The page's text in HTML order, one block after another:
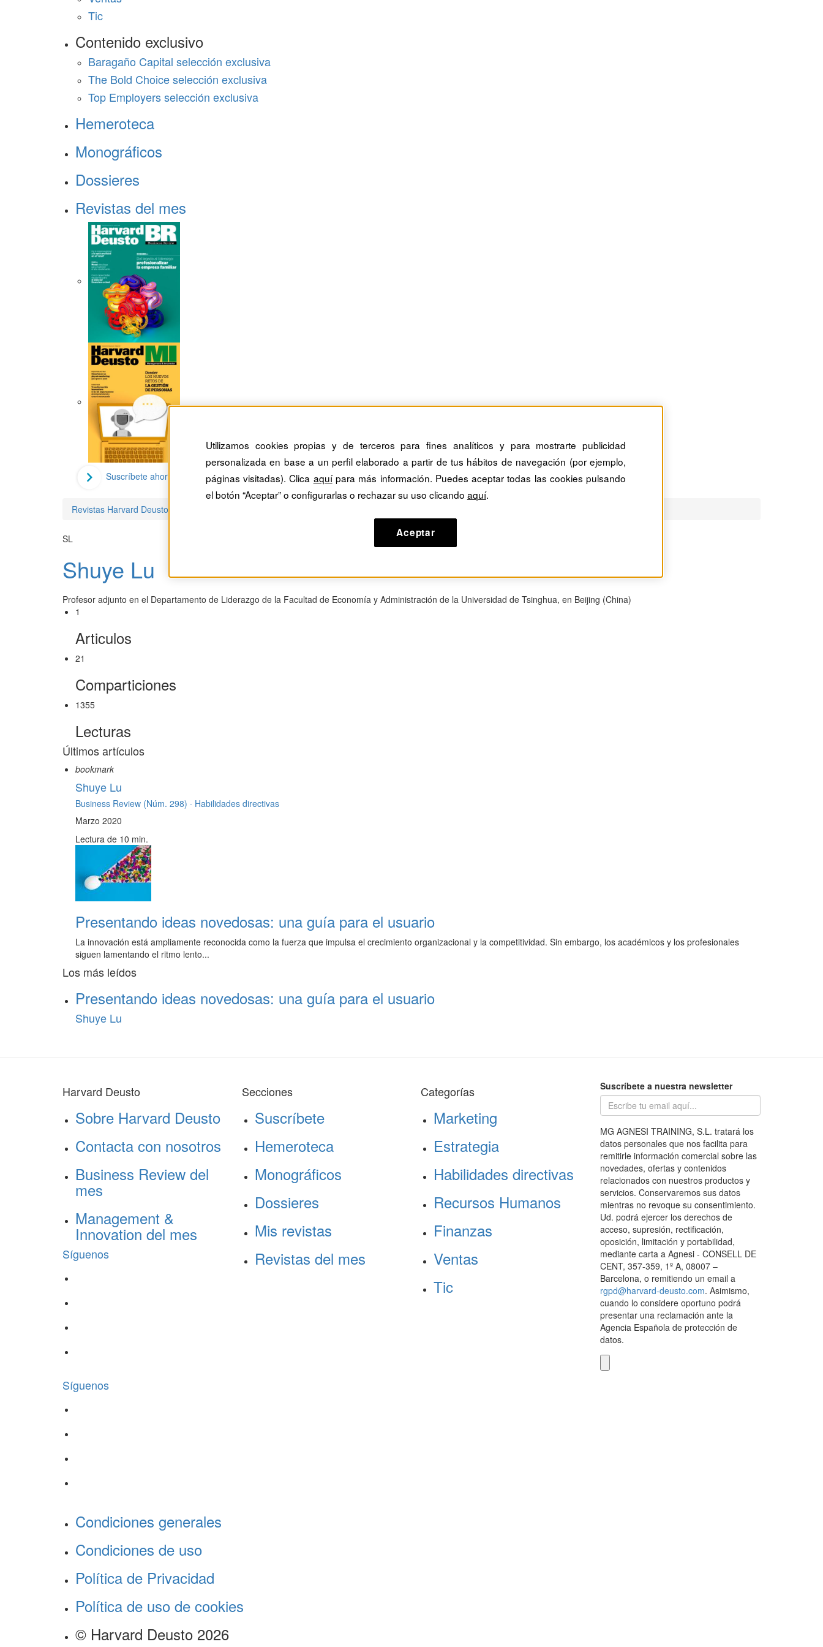
Tic
Contenido exclusivo
Baragaño Capital selección exclusiva
The Bold Choice selección exclusiva
Top Employers selección exclusiva
Hemeroteca
Monográficos
Dossieres
Revistas del mes
Suscríbete ahora
Revistas Harvard Deusto
SL
Shuye Lu
Profesor adjunto en el Departamento de Liderazgo de la Facultad de Economía y Administración de la Universidad de Tsinghua, en Beijing (China)
1
Articulos
21
Comparticiones
1355
Lecturas
Últimos artículos
bookmark
Shuye Lu
Business Review (Núm. 298) · Habilidades directivas
Marzo 2020
Lectura de 10 min.
Presentando ideas novedosas: una guía para el usuario
La innovación está ampliamente reconocida como la fuerza que impulsa el crecimiento organizacional y la competitividad. Sin embargo, los académicos y los profesionales
siguen lamentando el ritmo lento...
Los más leídos
Presentando ideas novedosas: una guía para el usuario
Shuye Lu
Harvard Deusto
Sobre Harvard Deusto
Contacta con nosotros
Business Review del
mes
Management &
Innovation del mes
Síguenos
Secciones
Suscríbete
Hemeroteca
Monográficos
Dossieres
Mis revistas
Revistas del mes
Categorías
Marketing
Estrategia
Habilidades directivas
Recursos Humanos
Finanzas
Ventas
Tic
Suscríbete a nuestra newsletter
MG AGNESI TRAINING, S.L. tratará los
datos personales que nos facilita para
remitirle información comercial sobre las
novedades, ofertas y contenidos
relacionados con nuestros productos y
servicios. Conservaremos sus datos
mientras no revoque su consentimiento.
Ud. podrá ejercer los derechos de
acceso, supresión, rectificación,
oposición, limitación y portabilidad,
mediante carta a Agnesi - CONSELL DE
CENT, 357-359, 1º A, 08007 –
Barcelona, o remitiendo un email a
rgpd@harvard-deusto.com. Asimismo,
cuando lo considere oportuno podrá
presentar una reclamación ante la
Agencia Española de protección de
datos.
Síguenos
Condiciones generales
Condiciones de uso
Política de Privacidad
Política de uso de cookies
© Harvard Deusto 2026
Utilizamos cookies propias y de terceros para fines analíticos y para mostrarte publicidad
personalizada en base a un perfil elaborado a partir de tus hábitos de navegación (por ejemplo,
páginas visitadas). Clica aquípara más información. Puedes aceptar todas las cookies pulsando
el botón “Aceptar” o configurarlas o rechazar su uso clicando aquí.
Aceptar